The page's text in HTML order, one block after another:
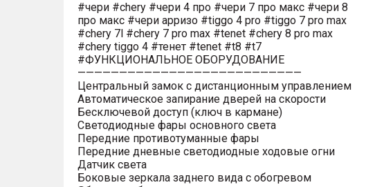
#чери #chery #чери 4 про #чери 7 про макс #чери 8
про макс #чери арризо #tiggo 4 pro #tiggo 7 pro max
#chery 7l #chery 7 pro max #tenet #chery 8 pro max
#chery tiggo 4 #тенет #tenet #t8 #t7
#ФУНКЦИОНАЛЬНОЕ ОБОРУДОВАНИЕ
———————————————————————————
Центральный замок с дистанционным управлением
Автоматическое запирание дверей на скорости
Бесключевой доступ (ключ в кармане)
Светодиодные фары основного света
Передние противотуманные фары
Передние дневные светодиодные ходовые огни
Датчик света
Боковые зеркала заднего вида с обогревом